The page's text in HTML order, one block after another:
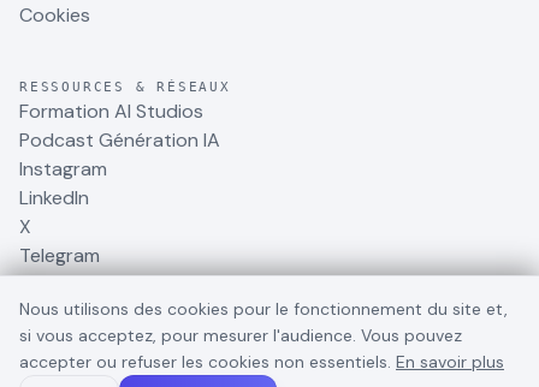
Cookies
RESSOURCES & RÉSEAUX
Formation AI Studios
Podcast Génération IA
Instagram
LinkedIn
X
Telegram
©2026BusinessDynamite
Nous utilisons des cookies pour le fonctionnement du site et,
si vous acceptez, pour mesurer l'audience. Vous pouvez
accepter ou refuser les cookies non essentiels. En savoir plus